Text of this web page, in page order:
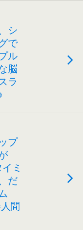
シ
で
ル
脳
ラ
プ
ミ
だ
間